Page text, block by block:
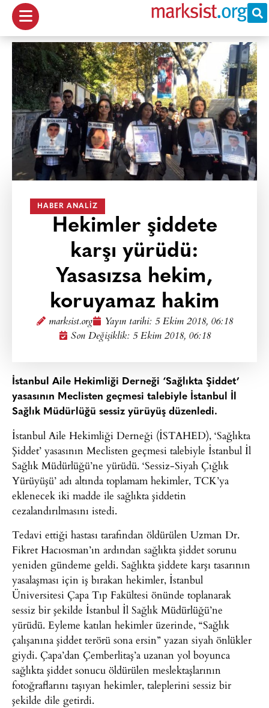
HABER ANALIZ
Hekimler şiddete
karşı yürüdü:
Yasasızsa hekim,
koruyamaz hakim
marksist.org Yayın tarihi: 5 Ekim 2018, 06:18
Son Değişiklik: 5 Ekim 2018, 06:18
İstanbul Aile Hekimliği Derneği ‘Sağlıkta Şiddet’
yasasının Meclisten geçmesi talebiyle İstanbul İl
Sağlık Müdürlüğü sessiz yürüyüş düzenledi.
İstanbul Aile Hekimliği Derneği (İSTAHED), ‘Sağlıkta
Şiddet’ yasasının Meclisten geçmesi talebiyle İstanbul İl
Sağlık Müdürlüğü’ne yürüdü. ‘Sessiz-Siyah Çığlık
Yürüyüşü’ adı altında toplamam hekimler, TCK’ya
eklenecek iki madde ile sağlıkta şiddetin
cezalandırılmasını istedi.
Tedavi ettiği hastası tarafından öldürülen Uzman Dr.
Fikret Hacıosman’ın ardından sağlıkta şiddet sorunu
yeniden gündeme geldi. Sağlıkta şiddete karşı tasarının
yasalaşması için iş bırakan hekimler, İstanbul
Üniversitesi Çapa Tıp Fakültesi önünde toplanarak
sessiz bir şekilde İstanbul İl Sağlık Müdürlüğü’ne
yürüdü. Eyleme katılan hekimler üzerinde, “Sağlık
çalışanına şiddet terörü sona ersin” yazan siyah önlükler
giydi. Çapa’dan Çemberlitaş’a uzanan yol boyunca
sağlıkta şiddet sonucu öldürülen meslektaşlarının
fotoğraflarını taşıyan hekimler, taleplerini sessiz bir
şekilde dile getirdi.